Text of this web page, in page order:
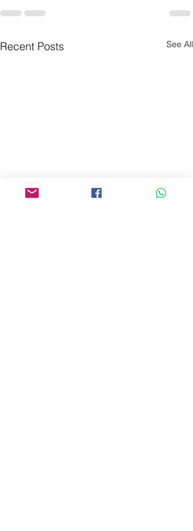
Recent Posts See All